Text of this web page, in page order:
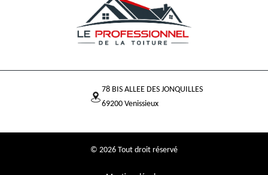
78 BIS ALLEE DES JONQUILLES
69200 Venissieux
© 2026 Tout droit réservé